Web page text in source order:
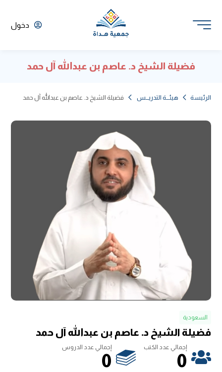
دخول
فضيلة الشيخ د. عاصم بن عبدالله آل حمد
الرئيسة هيئـــة التدريـــس فضيلة الشيخ د. عاصم بن عبدالله آل حمد
السعودية
فضيلة الشيخ د. عاصم بن عبدالله آل حمد
إجمالي عدد الكتب
0
إجمالي عدد الدروس
0